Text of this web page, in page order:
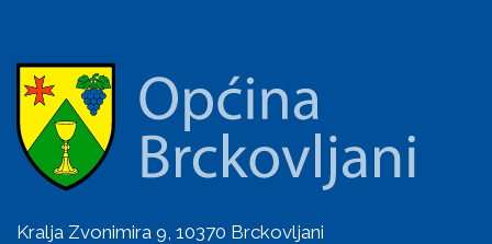
Kralja Zvonimira 9, 10370 Brckovljani